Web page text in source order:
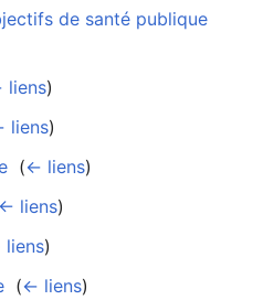
de santé publique
liens)
liens)
(← liens)
← liens)
)
(← liens)